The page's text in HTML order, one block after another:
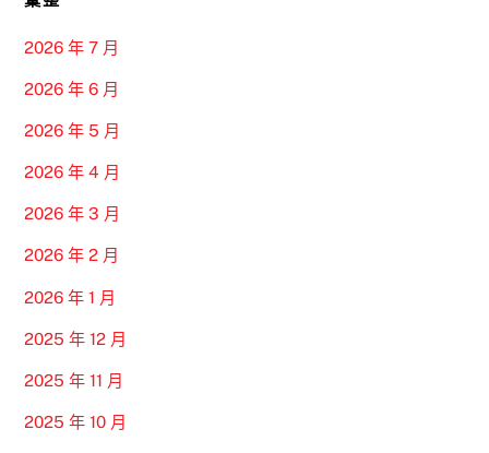
2026 年 7 月
2026 年 6 月
2026 年 5 月
2026 年 4 月
2026 年 3 月
2026 年 2 月
2026 年 1 月
2025 年 12 月
2025 年 11 月
2025 年 10 月